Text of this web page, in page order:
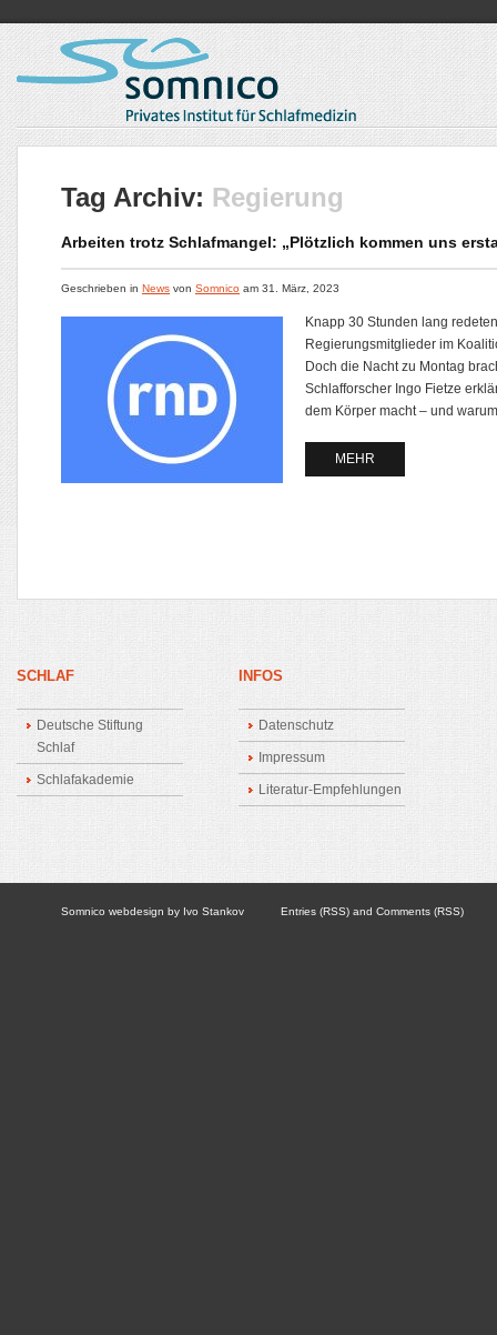
Tag Archiv: Regierung
Arbeiten trotz Schlafmangel: „Plötzlich kommen uns
Geschrieben in News von Somnico am 31. März, 2023
Knapp 30 Stunden lang
Regierungsmitglieder im
Doch die Nacht zu Montag
Schlafforscher Ingo Fietze
dem Körper macht – und
MEHR
SCHLAF
Deutsche Stiftung
Schlaf
Schlafakademie
INFOS
Datenschutz
Impressum
Literatur-Empfehlungen
Somnico webdesign by Ivo Stankov Entries (RSS) and Comments (RSS)